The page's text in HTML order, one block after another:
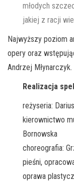
młodych
jakiej z racji
Najwyższy poziom
opery oraz
Andrzej Młynarczyk.
Realizacja
reżyseria:
kierownictwo
Bornowska
choreografia:
pieśni,
oprawa